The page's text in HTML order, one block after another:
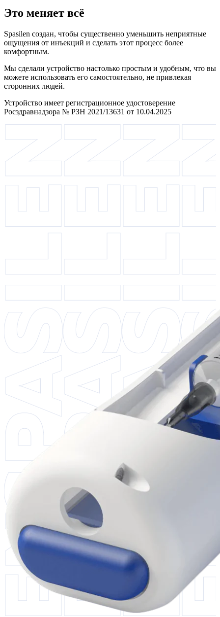
Это меняет всё
Spasilen создан, чтобы существенно уменьшить неприятные
ощущения от инъекций и сделать этот процесс более
комфортным.
Мы сделали устройство настолько простым и удобным, что вы
можете использовать его самостоятельно, не привлекая
сторонних людей.
Устройство имеет регистрационное удостоверение
Росздравнадзора № РЗН 2021/13631 от 10.04.2025